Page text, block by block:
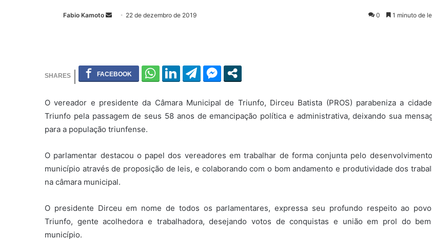
Fabio Kamoto
e
u
e
-
m
22 de dezembro de 2019 0 1 minuto de
O vereador e presidente da Câmara Municipal de Triunfo, Dirceu Batista (PROS) parabeniza a
Triunfo pela passagem de seus 58 anos de emancipação política e administrativa, deixando sua
para a população triunfense.
O parlamentar destacou o papel dos vereadores em trabalhar de forma conjunta pelo
município através de proposição de leis, e colaborando com o bom andamento e produtividade dos
na câmara municipal.
O presidente Dirceu em nome de todos os parlamentares, expressa seu profundo respeito ao
Triunfo, gente acolhedora e trabalhadora, desejando votos de conquistas e união em prol do
município.